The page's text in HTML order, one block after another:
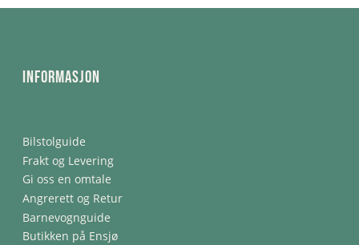
Informasjon
Bilstolguide
Frakt og Levering
Gi oss en omtale
Angrerett og Retur
Barnevognguide
Butikken på Ensjø